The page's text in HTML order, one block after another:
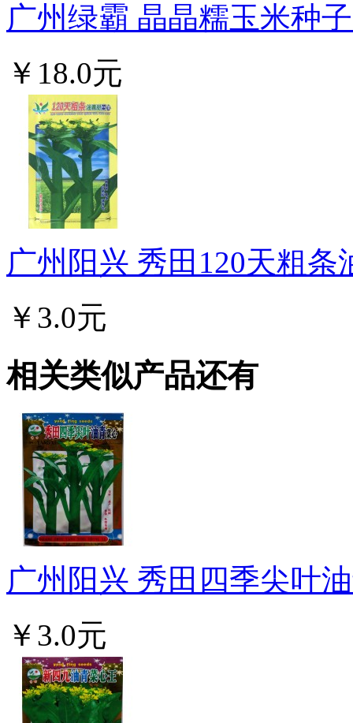
广州绿霸 晶晶糯玉米种
￥18.0元
广州阳兴 秀田120天粗
￥3.0元
相关类似产品还有
广州阳兴 秀田四季尖叶
￥3.0元